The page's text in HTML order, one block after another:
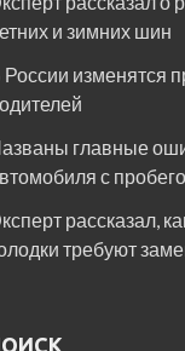
и зимних шин
России изменятся
главные
с
рассказал,
требуют